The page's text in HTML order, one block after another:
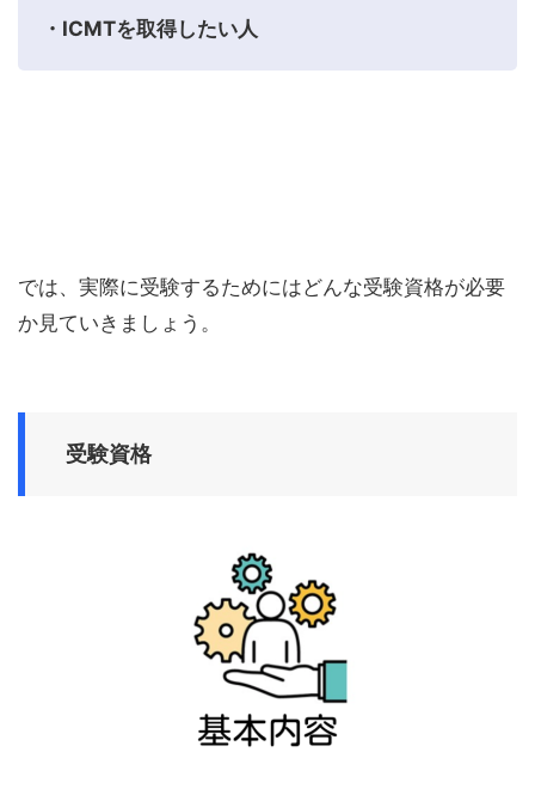
・ICMTを取得したい人
では、実際に受験するためにはどんな受験資格が必要
か見ていきましょう。
受験資格